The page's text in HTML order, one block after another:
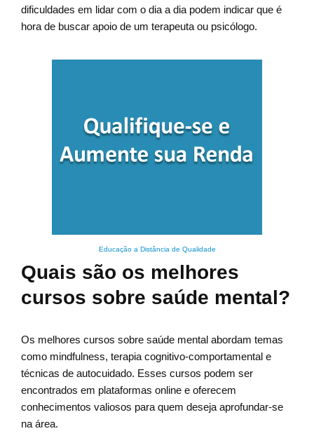
dificuldades em lidar com o dia a dia podem indicar que é
hora de buscar apoio de um terapeuta ou psicólogo.
Educação a Distância de Qualidade
Quais são os melhores
cursos sobre saúde mental?
Os melhores cursos sobre saúde mental abordam temas
como mindfulness, terapia cognitivo-comportamental e
técnicas de autocuidado. Esses cursos podem ser
encontrados em plataformas online e oferecem
conhecimentos valiosos para quem deseja aprofundar-se
na área.